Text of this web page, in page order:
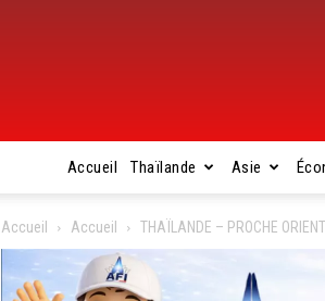
Accueil Thaïlande Asie
Accueil Accueil THAÏLANDE – PROCHE